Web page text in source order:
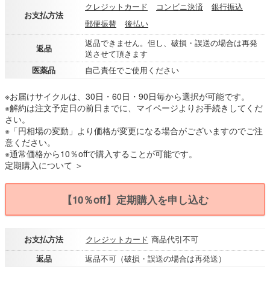
お支払方法
クレジットカード コンビニ決済
銀行振込
郵便振替
後払い
返品
返品できません。但し、破損・誤送の場合は再発
送させて頂きます
医薬品
自己責任でご使用ください
※お届けサイクルは、30日・60日・90日毎から選択が可能です。
※解約は注文予定日の前日までに、マイページよりお手続きしてくだ
さい。
※「円相場の変動」より価格が変更になる場合がございますのでご注
意ください。
※通常価格から10％offで購入することが可能です。
定期購入について ＞
【10％off】定期購入を申し込む
お支払方法 クレジットカード 商品代引不可
返品
返品不可（破損・誤送の場合は再発送）